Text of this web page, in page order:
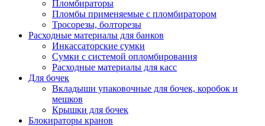
Пломбираторы
Пломбы применяемые с пломбиратором
Тросорезы, болторезы
Расходные материалы для банков
Инкассаторские сумки
Сумки с системой опломбирования
Расходные материалы для касс
Для бочек
Вкладыши упаковочные для бочек, коробок и
мешков
Крышки для бочек
Блокираторы кранов